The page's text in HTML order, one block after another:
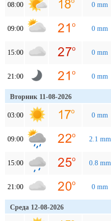
08:00 0 mm
09:00 0 mm
15:00 0 mm
21:00 0 mm
Вторник 11-08-2026
03:00 0 mm
09:00 2.1 mm
15:00 0.8 mm
21:00 0 mm
Среда 12-08-2026